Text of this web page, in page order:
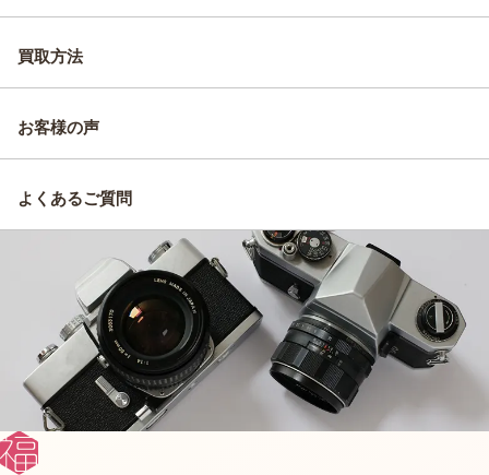
買取方法
お客様の声
よくあるご質問